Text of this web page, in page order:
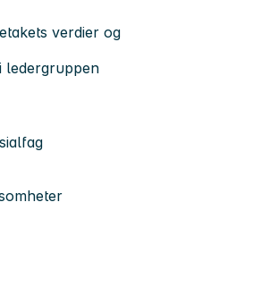
verdier og
ledergruppen